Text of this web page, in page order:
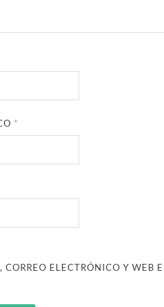
*
ELECTRÓNICO Y WEB